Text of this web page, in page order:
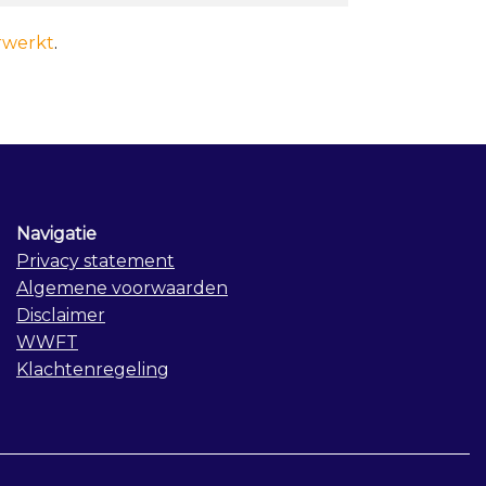
.
Navigatie
Privacy statement
Algemene voorwaarden
Disclaimer
WWFT
Klachtenregeling